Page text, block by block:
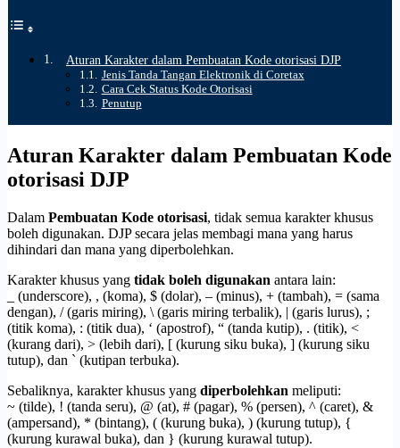
Aturan Karakter dalam Pembuatan Kode otorisasi DJP
Jenis Tanda Tangan Elektronik di Coretax
Cara Cek Status Kode Otorisasi
Penutup
Aturan Karakter dalam Pembuatan Kode
otorisasi DJP
Dalam Pembuatan Kode otorisasi, tidak semua karakter khusus
boleh digunakan. DJP secara jelas membagi mana yang harus
dihindari dan mana yang diperbolehkan.
Karakter khusus yang tidak boleh digunakan antara lain:
_ (underscore), , (koma), $ (dolar), – (minus), + (tambah), = (sama
dengan), / (garis miring), \ (garis miring terbalik), | (garis lurus), ;
(titik koma), : (titik dua), ‘ (apostrof), “ (tanda kutip), . (titik), <
(kurang dari), > (lebih dari), [ (kurung siku buka), ] (kurung siku
tutup), dan ` (kutipan terbuka).
Sebaliknya, karakter khusus yang diperbolehkan meliputi:
~ (tilde), ! (tanda seru), @ (at), # (pagar), % (persen), ^ (caret), &
(ampersand), * (bintang), ( (kurung buka), ) (kurung tutup), {
(kurung kurawal buka), dan } (kurung kurawal tutup).